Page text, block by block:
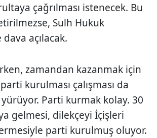
çağrılması istenecek. Bu
Sulh Hukuk
açılacak.
zamandan kazanmak için
kurulması çalışması da
yürüyor. Parti kurmak kolay. 30
gelmesi, dilekçeyi İçişleri
parti kurulmuş oluyor.